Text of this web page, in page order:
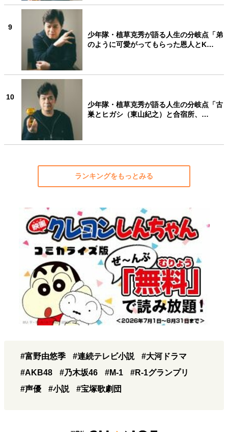
9
少年隊・植草克秀が語る人生の分岐点「弟
のように可愛がってもらった恩人とK…
10
少年隊・植草克秀が語る人生の分岐点「古
巣とヒガシ（東山紀之）と合宿所、…
ランキングをもっとみる
#富野由悠季 #連続テレビ小説
#大河ドラマ
#AKB48
#乃木坂46 #M-1
#R-1グランプリ
#声優
#小説 #宝塚歌劇団